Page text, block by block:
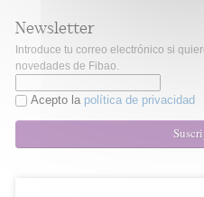
Newsletter
Introduce tu correo electrónico si
novedades de Fibao.
Acepto la política de privacidad